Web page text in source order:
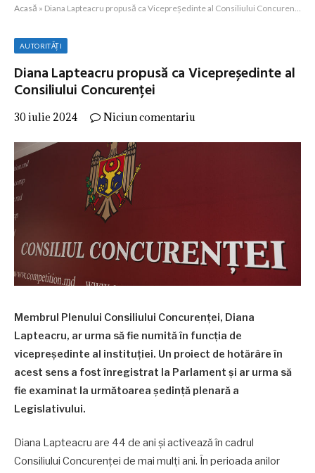
Acasă » Diana Lapteacru propusă ca Vicepreședinte al Consiliului Concurenței
AUTORITĂȚI
Diana Lapteacru propusă ca Vicepreședinte al
Consiliului Concurenței
30 iulie 2024 Niciun comentariu
Membrul Plenului Consiliului Concurenței, Diana
Lapteacru, ar urma să fie numită în funcția de
vicepreședinte al instituției. Un proiect de hotărâre în
acest sens a fost înregistrat la Parlament și ar urma să
fie examinat la următoarea ședință plenară a
Legislativului.
Diana Lapteacru are 44 de ani și activează în cadrul
Consiliului Concurenței de mai mulți ani. În perioada anilor